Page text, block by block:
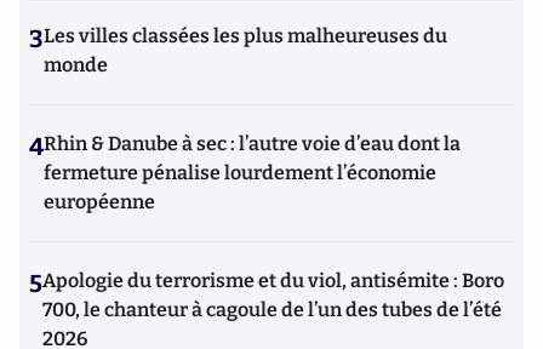
3Les villes classées les plus malheureuses du
monde
4Rhin & Danube à sec : l’autre voie d’eau dont la
fermeture pénalise lourdement l’économie
européenne
5Apologie du terrorisme et du viol, antisémite : Boro
700, le chanteur à cagoule de l’un des tubes de l’été
2026